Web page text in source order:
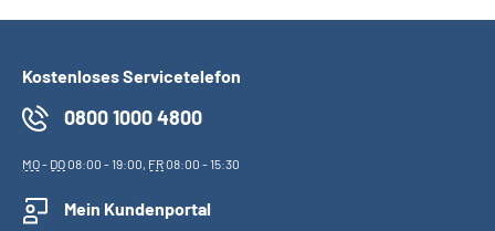
Kostenloses Servicetelefon
0800 1000 4800
MO- DO08:00 - 19:00, FR08:00 - 15:30
Mein Kundenportal